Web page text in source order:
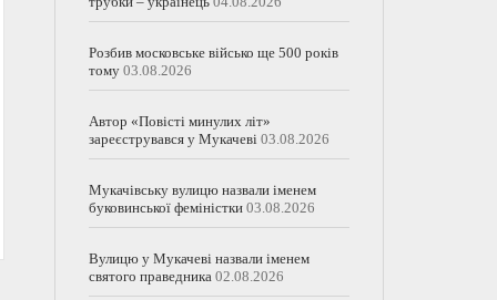
Розбив московське військо ще 500 років
тому 03.08.2026
Автор «Повісті минулих літ»
зареєструвався у Мукачеві 03.08.2026
Мукачівську вулицю назвали іменем
буковинської феміністки 03.08.2026
Вулицю у Мукачеві назвали іменем
святого праведника 02.08.2026